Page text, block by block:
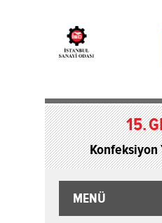
15.
Konfeksiyon
MENÜ